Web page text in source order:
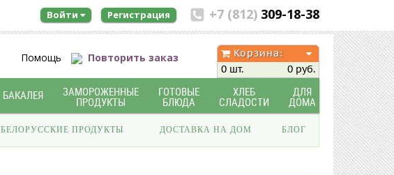
+7 (812) 309-18-38
Войти Регистрация
Помощь Повторить заказ
Корзина:
0 шт.
0 руб.
БАКАЛЕЯ ЗАМОРОЖЕННЫЕ
ПРОДУКТЫ
ГОТОВЫЕ
БЛЮДА
ХЛЕБ
СЛАДОСТИ
ДЛЯ
ДОМА
БЕЛОРУССКИЕ ПРОДУКТЫ ДОСТАВКА НА ДОМ БЛОГ